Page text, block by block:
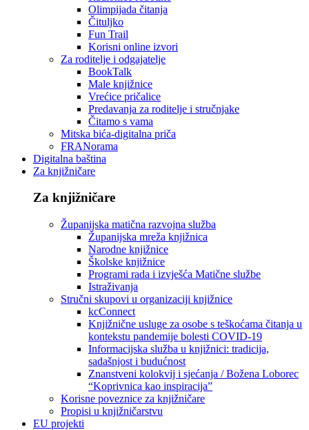
Olimpijada čitanja
Čituljko
Fun Trail
Korisni online izvori
Za roditelje i odgajatelje
BookTalk
Male knjižnice
Vrećice pričalice
Predavanja za roditelje i stručnjake
Čitamo s vama
Mitska bića-digitalna priča
FRANorama
Digitalna baština
Za knjižničare
Za knjižničare
Županijska matična razvojna služba
Županijska mreža knjižnica
Narodne knjižnice
Školske knjižnice
Programi rada i izvješća Matične službe
Istraživanja
Stručni skupovi u organizaciji knjižnice
kcConnect
Knjižnične usluge za osobe s teškoćama čitanja u
kontekstu pandemije bolesti COVID-19
Informacijska služba u knjižnici: tradicija,
sadašnjost i budućnost
Znanstveni kolokvij i sjećanja / Božena Loborec
“Koprivnica kao inspiracija”
Korisne poveznice za knjižničare
Propisi u knjižničarstvu
EU projekti